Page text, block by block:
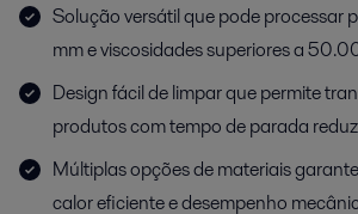
Solução versátil que pode processar
mm e viscosidades superiores a
Design fácil de limpar que permite
produtos com tempo de parada
Múltiplas opções de materiais
calor eficiente e desempenho